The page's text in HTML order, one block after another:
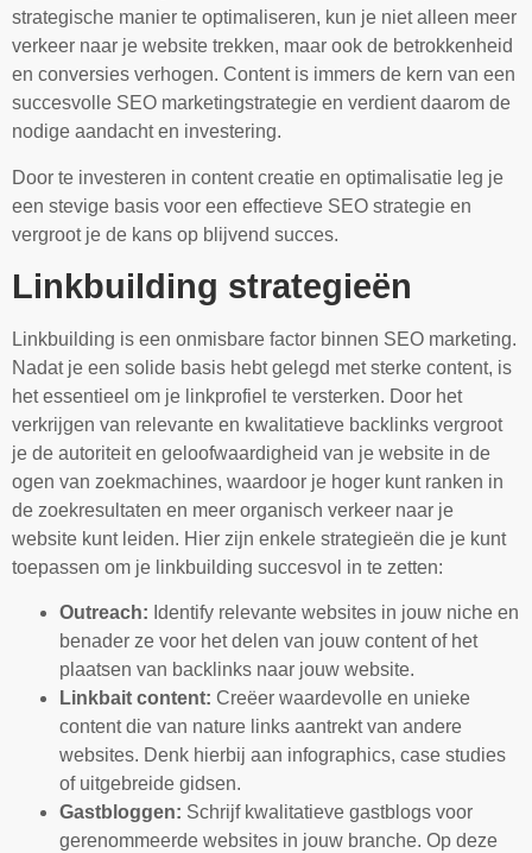
strategische manier te optimaliseren, kun je niet alleen meer
verkeer naar je website trekken, maar ook de betrokkenheid
en conversies verhogen. Content is immers de kern van een
succesvolle SEO marketingstrategie en verdient daarom de
nodige aandacht en investering.
Door te investeren in content creatie en optimalisatie leg je
een stevige basis voor een effectieve SEO strategie en
vergroot je de kans op blijvend succes.
Linkbuilding strategieën
Linkbuilding is een onmisbare factor binnen SEO marketing.
Nadat je een solide basis hebt gelegd met sterke content, is
het essentieel om je linkprofiel te versterken. Door het
verkrijgen van relevante en kwalitatieve backlinks vergroot
je de autoriteit en geloofwaardigheid van je website in de
ogen van zoekmachines, waardoor je hoger kunt ranken in
de zoekresultaten en meer organisch verkeer naar je
website kunt leiden. Hier zijn enkele strategieën die je kunt
toepassen om je linkbuilding succesvol in te zetten:
Outreach: Identify relevante websites in jouw niche en
benader ze voor het delen van jouw content of het
plaatsen van backlinks naar jouw website.
Linkbait content: Creëer waardevolle en unieke
content die van nature links aantrekt van andere
websites. Denk hierbij aan infographics, case studies
of uitgebreide gidsen.
Gastbloggen: Schrijf kwalitatieve gastblogs voor
gerenommeerde websites in jouw branche. Op deze